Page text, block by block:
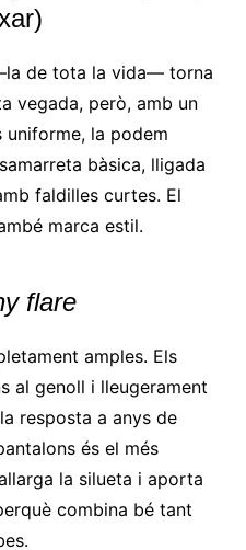
de tota la vida— torna
vegada, però, amb un
uniforme, la podem
bàsica, lligada
faldilles curtes. El
marca estil.
flare
amples. Els
al genoll i lleugerament
resposta a anys de
és el més
la silueta i aporta
combina bé tant